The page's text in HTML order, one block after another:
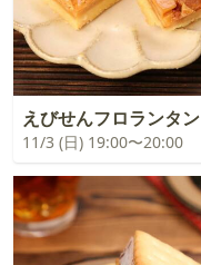
えびせんフロランタン
11/3 (日) 19:00〜20:00